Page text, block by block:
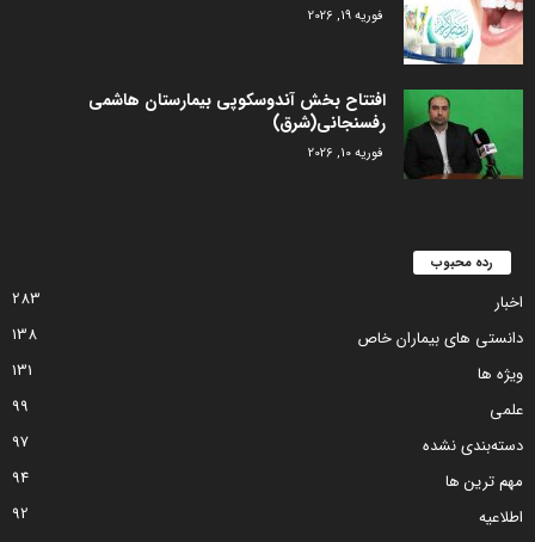
فوریه 19, 2026
افتتاح بخش آندوسکوپی بیمارستان هاشمی
رفسنجانی(شرق)
فوریه 10, 2026
رده محبوب
اخبار
283
دانستی های بیماران خاص
138
ویژه ها
131
علمی
99
دسته‌بندی نشده
97
مهم ترین ها
94
اطلاعیه
92